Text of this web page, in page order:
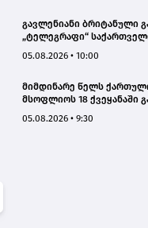
გავლენიანი ბრიტანული
„ტელეგრაფი“
სტატიების ციკლს
05.08.2026 • 10:00
მიმდინარე წელს
მსოფლიოს 18 ქვეყანაში
წარმოდგენილი
05.08.2026 • 9:30